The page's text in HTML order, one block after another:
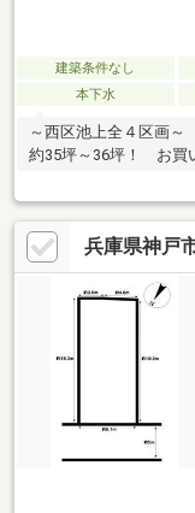
建築条件なし
本下水
～西区池上全４区画
約35坪～36坪！ お買
兵庫県神戸